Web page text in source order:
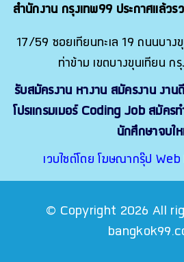
สำนักงาน กรุงเทพ99 ประกาศแล้ว
17/59 ซอยเทียนทะเล 19 ถนนบาง
ท่าข้าม เขตบางขุนเทียน ก
รับสมัครงาน หางาน สมัครงาน งาน
โปรแกรมเมอร์ Coding Job สมัคร
นักศึกษาจบใ
เวบไซต์โดย โฆษณากรุ๊ป
© Copyright 2026 All